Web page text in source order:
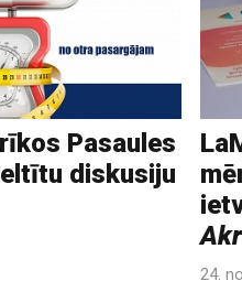
Pasaules
diskusiju
24.